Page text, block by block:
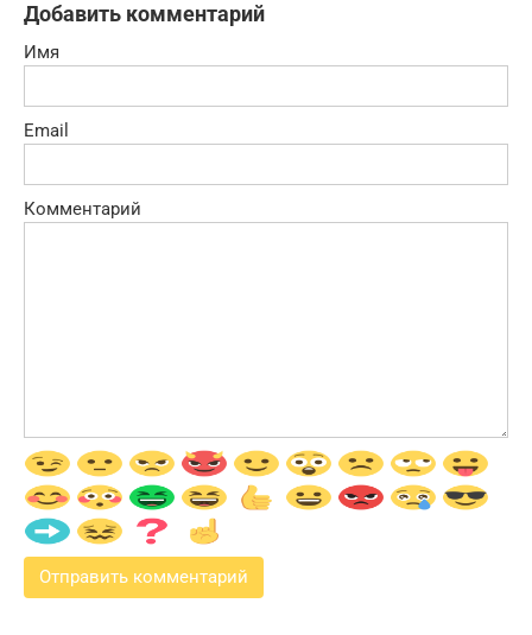
Добавить комментарий
Имя
Email
Комментарий